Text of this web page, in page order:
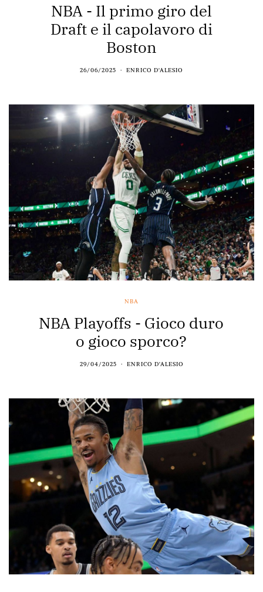
NBA - Il primo giro del
Draft e il capolavoro di
Boston
26/06/2025 ENRICO D'ALESIO
NBA
NBA Playoffs - Gioco duro
o gioco sporco?
29/04/2025 ENRICO D'ALESIO